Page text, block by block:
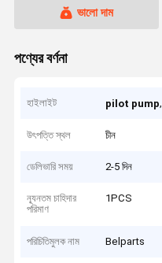
ভালো দাম
পণ্যের বর্ণনা
হাইলাইট pilot pump,
উৎপত্তি স্থল চীন
ডেলিভারি সময় 2-5 দিন
ন্যূনতম চাহিদার
পরিমাণ
1PCS
পরিচিতিমুলক নাম Belparts